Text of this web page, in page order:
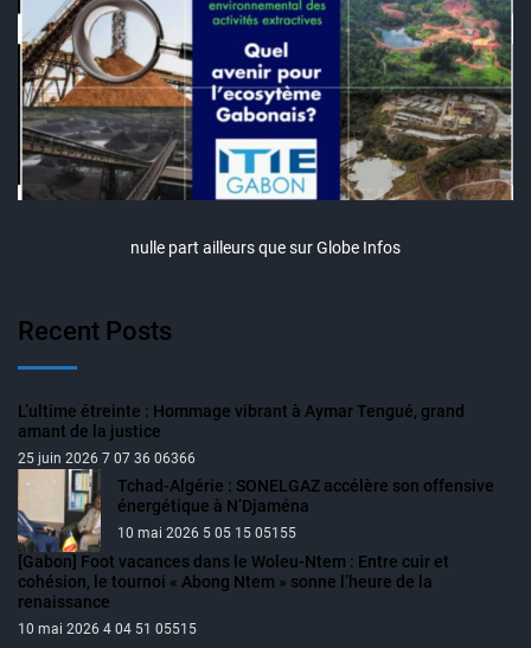
nulle part ailleurs que sur Globe Infos
Recent Posts
L’ultime étreinte : Hommage vibrant à Aymar Tengué, grand
amant de la justice
25 juin 2026 7 07 36 06366
Tchad-Algérie : SONELGAZ accélère son offensive
énergétique à N’Djaména
10 mai 2026 5 05 15 05155
[Gabon] Foot vacances dans le Woleu-Ntem : Entre cuir et
cohésion, le tournoi « Abong Ntem » sonne l’heure de la
renaissance
10 mai 2026 4 04 51 05515